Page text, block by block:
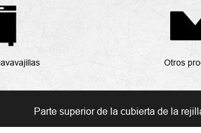
Otros
Parte superior de la cubierta de la